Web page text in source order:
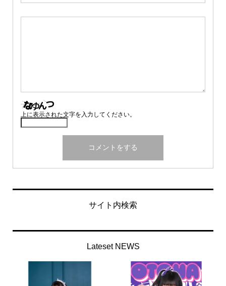
上に表示された文字を入力してください。
サイト内検索
Lateset NEWS